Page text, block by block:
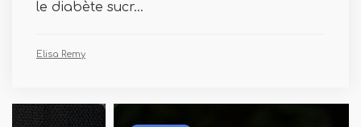
le diabète sucr...
Elisa Remy